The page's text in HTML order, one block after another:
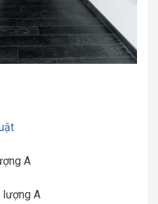
A
lượng A